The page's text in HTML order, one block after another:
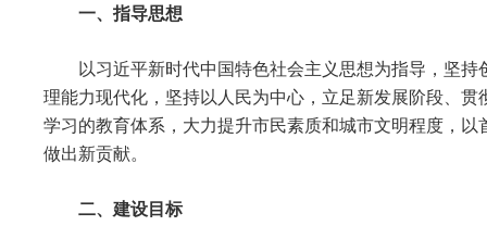
一、指导思想
以习近平新时代中国特色社会主义思想为指导，坚
理能力现代化，坚持以人民为中心，立足新发展阶段、
学习的教育体系，大力提升市民素质和城市文明程度，
做出新贡献。
二、建设目标